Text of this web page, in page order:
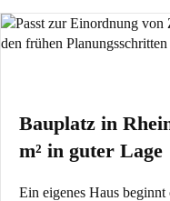
Bauplatz in
m² in guter Lage
Ein eigenes Haus